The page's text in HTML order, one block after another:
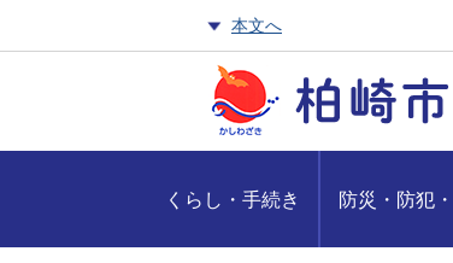
本文へ
くらし・手続き 防災・防犯